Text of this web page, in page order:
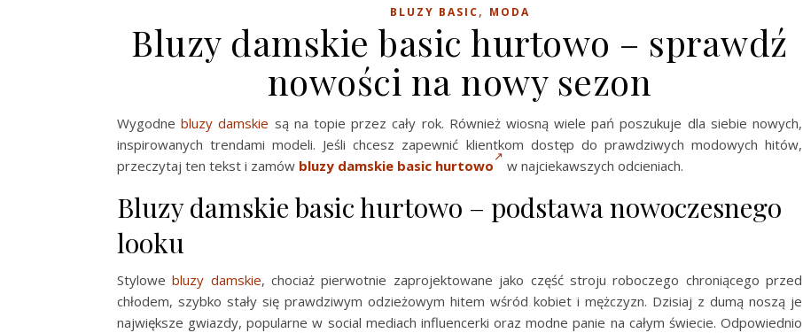
BLUZY BASIC, MODA
Bluzy damskie basic hurtowo – sprawdź
nowości na nowy sezon
Wygodnebluzy damskie są na topie przez cały rok. Również wiosną wiele pań poszukuje dla siebie nowych,
inspirowanych trendami modeli. Jeśli chcesz zapewnić klientkom dostęp do prawdziwych modowych hitów,
przeczytaj ten tekst i zamów bluzy damskie basic hurtowo w najciekawszych odcieniach.
Bluzy damskie basic hurtowo – podstawa nowoczesnego
looku
Stylowebluzy damskie, chociaż pierwotnie zaprojektowane jako część stroju roboczego chroniącego przed
chłodem, szybko stały się prawdziwym odzieżowym hitem wśród kobiet i mężczyzn. Dzisiaj z dumą noszą je
największe gwiazdy, popularne w social mediach influencerki oraz modne panie na całym świecie. Odpowiednio